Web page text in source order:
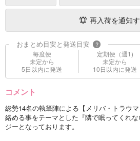
再入荷を通知
おまとめ目安と発送目安 ?
毎度便
未定から
5日以内に発送
定期便（週1)
未定から
10日以内に発送
コメント
総勢14名の執筆陣による【メリバ・トラウ
絡める事をテーマとした『隣で眠ってくれ
ジーとなっております。